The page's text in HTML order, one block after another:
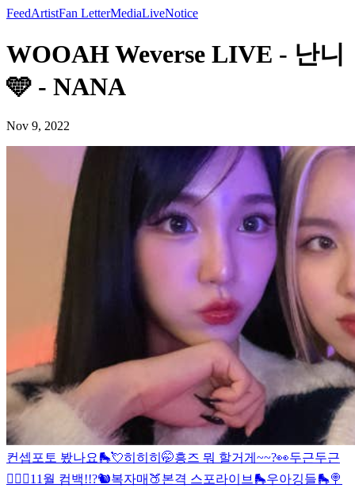
FeedArtistFan LetterMediaLiveNotice
WOOAH Weverse LIVE - 난니
🩵 - NANA
Nov 9, 2022
컨셉포토 봤나요🛼💘히히히🤭흥즈 뭐 할거게~~?👀두근두근
❤️‍🔥 🐢11월 컴백!!?🐿복자매🍑본격 스포라이브🛼우아깅들🛼🍭